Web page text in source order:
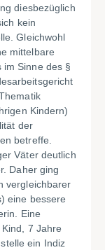
diesbezüglich
kein
Gleichwohl
mittelbare
im Sinne des §
Kindern)
der
betreffe.
Väter deutlich
Daher ging
vergleichbarer
eine bessere
Eine
7 Jahre
ein Indiz